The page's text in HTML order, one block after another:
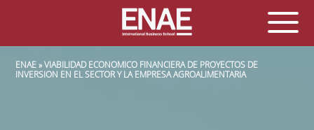
SOBRESCRIBIR ENLACES DE AYUDA A LA NAVEGACIÓN
ENAE
VIABILIDAD ECONOMICO FINANCIERA DE PROYECTOS DE
INVERSION EN EL SECTOR Y LA EMPRESA AGROALIMENTARIA